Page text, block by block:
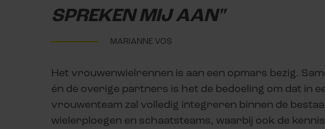
SPREKEN MIJ AAN"
MARIANNE VOS
Het vrouwenwielrennen is aan een opmars bezig.
én de overige partners is het de bedoeling om dat in
vrouwenteam zal volledig integreren binnen de
wielerploegen en schaatsteams, waarbij ook de